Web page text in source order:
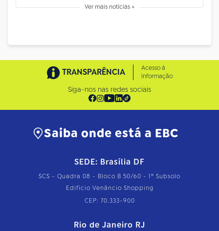
Ver mais notícias +
TRANSPARÊNCIA
Acesso à
Informação
Siga-nos nas redes sociais
Saiba onde está a EBC
SEDE: Brasília DF
SCS - Quadra 08 - Bloco B 50/60 - 1º Subsolo
Edifício Venâncio Shopping
CEP: 70.333-900
Rio de Janeiro RJ